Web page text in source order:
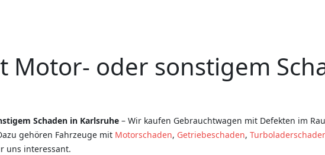
Motor- oder sonstigem
Schaden in Karlsruhe – Wir kaufen Gebrauchtwagen mit Defekten im
gehören Fahrzeuge mit Motorschaden, Getriebeschaden,
uns interessant.